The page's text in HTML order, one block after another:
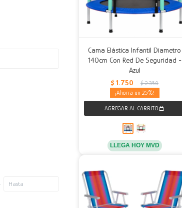
Cama Elástica Infantil Diametro
140cm Con Red De Seguridad -
Azul
$ 1.750 $ 2.350
25
LLEGA HOY MVD